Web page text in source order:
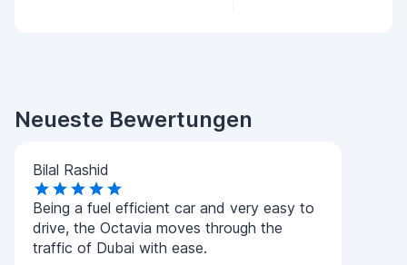
Neueste Bewertungen
Bilal Rashid
Being a fuel efficient car and very easy to
drive, the Octavia moves through the
traffic of Dubai with ease.